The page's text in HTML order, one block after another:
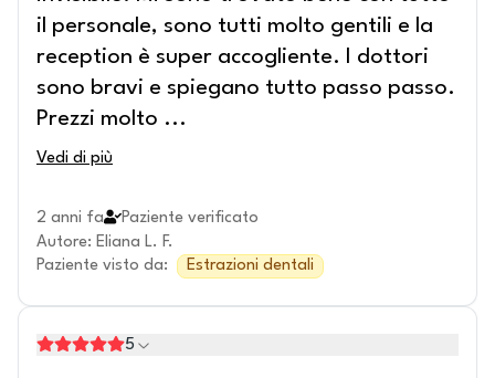
il personale, sono tutti molto gentili e la
reception è super accogliente. I dottori
sono bravi e spiegano tutto passo passo.
Prezzi molto ...
Vedi di più
2 anni fa
Paziente verificato
Autore: Eliana L. F.
Paziente visto da: Estrazioni dentali
5